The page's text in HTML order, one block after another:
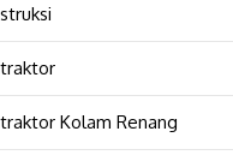
Kolam Renang